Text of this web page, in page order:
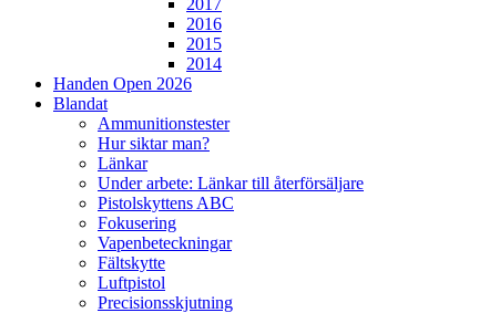
2016
2015
2014
Handen Open 2026
Blandat
Ammunitionstester
Hur siktar man?
Länkar
Under arbete: Länkar till återförsäljare
Pistolskyttens ABC
Fokusering
Vapenbeteckningar
Fältskytte
Luftpistol
Precisionsskjutning